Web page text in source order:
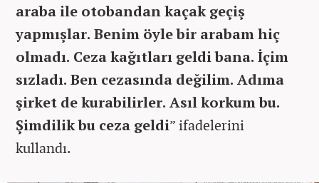
araba ile otobandan kaçak geçiş
yapmışlar. Benim öyle bir arabam hiç
olmadı. Ceza kağıtları geldi bana. İçim
sızladı. Ben cezasında değilim. Adıma
şirket de kurabilirler. Asıl korkum bu.
Şimdilik bu ceza geldi” ifadelerini
kullandı.